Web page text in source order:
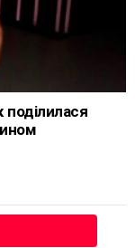
поділилася